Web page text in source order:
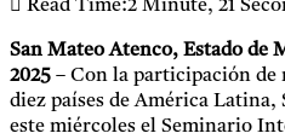
Read Time:2 Minute, 21
San Mateo Atenco, Estado de
2025 – Con la participación de
diez países de América
este miércoles el Seminario